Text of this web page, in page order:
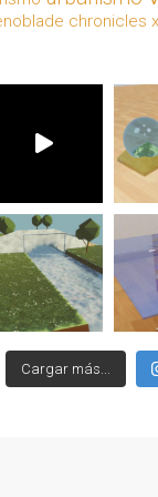
chronicles x
Cargar más...